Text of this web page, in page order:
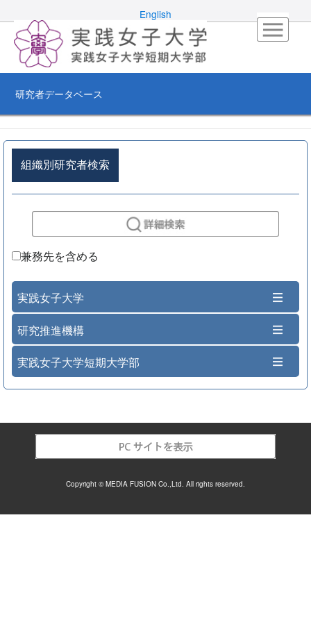
English
研究者データベース
組織別研究者検索
兼務先を含める
実践女子大学
研究推進機構
実践女子大学短期大学部
Copyright © MEDIA FUSION Co.,Ltd. All rights reserved.